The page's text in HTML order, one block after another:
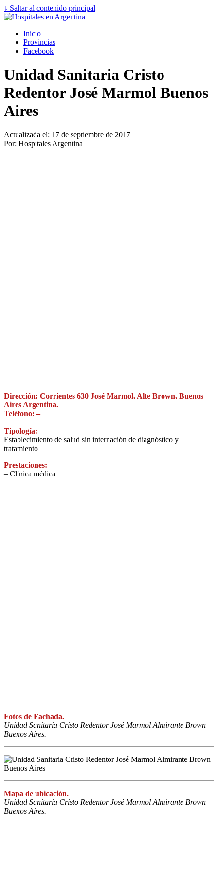
↓ Saltar al contenido principal
Inicio
Provincias
Facebook
Unidad Sanitaria Cristo
Redentor José Marmol Buenos
Aires
Actualizada el: 17 de septiembre de 2017
Por: Hospitales Argentina
Dirección: Corrientes 630 José Marmol, Alte Brown, Buenos
Aires Argentina.
Teléfono: –
Tipología:
Establecimiento de salud sin internación de diagnóstico y
tratamiento
Prestaciones:
– Clínica médica
Fotos de Fachada.
Unidad Sanitaria Cristo Redentor José Marmol Almirante Brown
Buenos Aires.
Mapa de ubicación.
Unidad Sanitaria Cristo Redentor José Marmol Almirante Brown
Buenos Aires.